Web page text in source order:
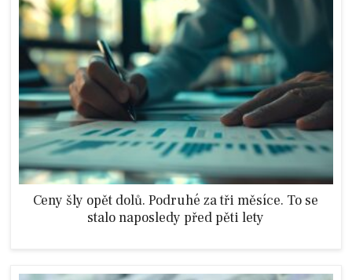
Ceny šly opět dolů. Podruhé za tři měsíce. To se
stalo naposledy před pěti lety